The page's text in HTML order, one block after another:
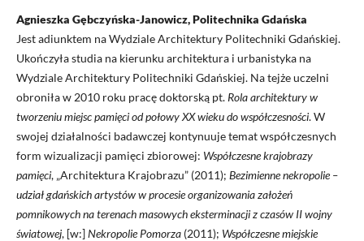
Agnieszka Gębczyńska-Janowicz, Politechnika Gdańska
Jest adiunktem na Wydziale Architektury Politechniki Gdańskiej.
Ukończyła studia na kierunku architektura i urbanistyka na
Wydziale Architektury Politechniki Gdańskiej. Na tejże uczelni
obroniła w 2010 roku pracę doktorską pt.Rola architektury w
tworzeniu miejsc pamięci od połowy XX wieku do współczesności. W
swojej działalności badawczej kontynuuje temat współczesnych
form wizualizacji pamięci zbiorowej: Współczesne krajobrazy
pamięci, „Architektura Krajobrazu” (2011); Bezimienne nekropolie –
udział gdańskich artystów w procesie organizowania założeń
pomnikowych na terenach masowych eksterminacji z czasów II wojny
światowej, [w:]Nekropolie Pomorza(2011); Współczesne miejskie